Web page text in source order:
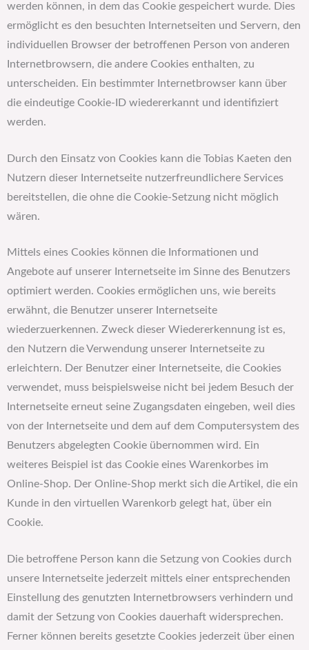
werden können, in dem das Cookie gespeichert wurde. Dies
ermöglicht es den besuchten Internetseiten und Servern, den
individuellen Browser der betroffenen Person von anderen
Internetbrowsern, die andere Cookies enthalten, zu
unterscheiden. Ein bestimmter Internetbrowser kann über
die eindeutige Cookie-ID wiedererkannt und identifiziert
werden.
Durch den Einsatz von Cookies kann die Tobias Kaeten den
Nutzern dieser Internetseite nutzerfreundlichere Services
bereitstellen, die ohne die Cookie-Setzung nicht möglich
wären.
Mittels eines Cookies können die Informationen und
Angebote auf unserer Internetseite im Sinne des Benutzers
optimiert werden. Cookies ermöglichen uns, wie bereits
erwähnt, die Benutzer unserer Internetseite
wiederzuerkennen. Zweck dieser Wiedererkennung ist es,
den Nutzern die Verwendung unserer Internetseite zu
erleichtern. Der Benutzer einer Internetseite, die Cookies
verwendet, muss beispielsweise nicht bei jedem Besuch der
Internetseite erneut seine Zugangsdaten eingeben, weil dies
von der Internetseite und dem auf dem Computersystem des
Benutzers abgelegten Cookie übernommen wird. Ein
weiteres Beispiel ist das Cookie eines Warenkorbes im
Online-Shop. Der Online-Shop merkt sich die Artikel, die ein
Kunde in den virtuellen Warenkorb gelegt hat, über ein
Cookie.
Die betroffene Person kann die Setzung von Cookies durch
unsere Internetseite jederzeit mittels einer entsprechenden
Einstellung des genutzten Internetbrowsers verhindern und
damit der Setzung von Cookies dauerhaft widersprechen.
Ferner können bereits gesetzte Cookies jederzeit über einen